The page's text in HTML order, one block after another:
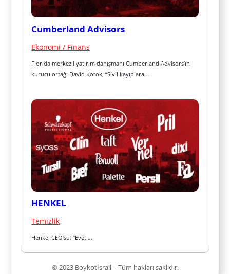
Cumberland Advisors
Ekonomi / Finans
Florida merkezli yatırım danışmanı Cumberland Advisors’ın
kurucu ortağı David Kotok, “Sivil kayıplara…
HENKEL
Temizlik
Henkel CEO’su: “Evet….
© 2023 Boykotİsrail – Tüm hakları saklıdır.